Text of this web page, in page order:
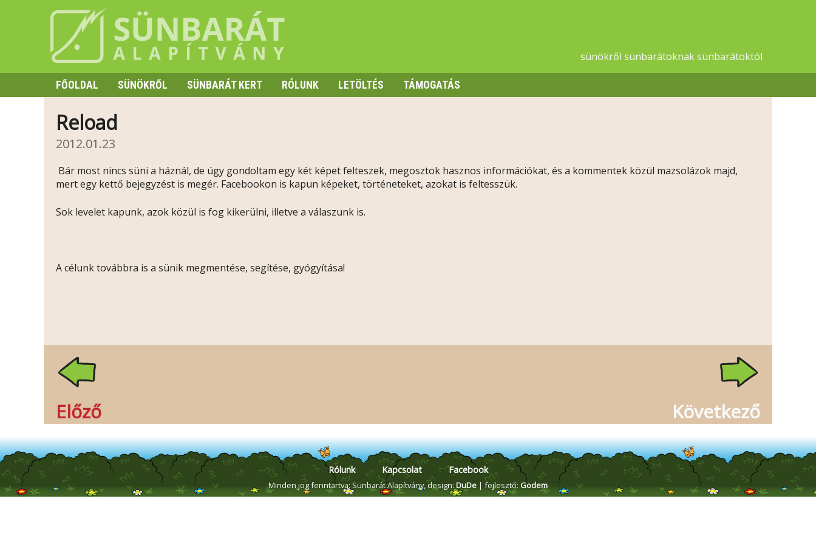
sünökről sünbarátoknak sünbarátoktól
FŐOLDAL
SÜNÖKRŐL
SÜNBARÁT KERT RÓLUNK LETÖLTÉS TÁMOGATÁS
Reload
2012.01.23
Bár most nincs süni a háznál, de úgy gondoltam egy két képet felteszek, megosztok hasznos információkat, és a kommentek közül mazsolázok majd,
mert egy kettő bejegyzést is megér. Facebookon is kapun képeket, történeteket, azokat is feltesszük.
Sok levelet kapunk, azok közül is fog kikerülni, illetve a válaszunk is.
A célunk továbbra is a sünik megmentése, segítése, gyógyítása!
Előző Következő
Rólunk Kapcsolat Facebook
Minden jog fenntartva: Sünbarát Alapítvány,design: DuDe | fejlesztő: Godem